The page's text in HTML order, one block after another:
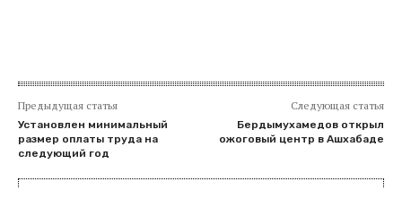
Предыдущая статья
Установлен минимальный
размер оплаты труда на
следующий год
Следующая статья
Бердымухамедов открыл
ожоговый центр в Ашхабаде